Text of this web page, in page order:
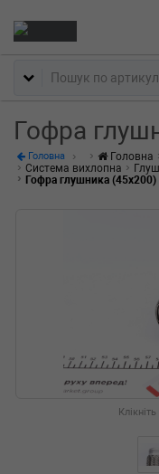
Гофра
Головна Головна
Система вихлопна
Гофра глушника (45x200)